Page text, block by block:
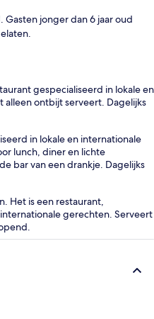
Gasten jonger dan 6 jaar oud
gespecialiseerd in lokale en
ontbijt serveert. Dagelijks
in lokale en internationale
lunch, diner en lichte
bar van een drankje. Dagelijks
Het is een restaurant,
gerechten. Serveert